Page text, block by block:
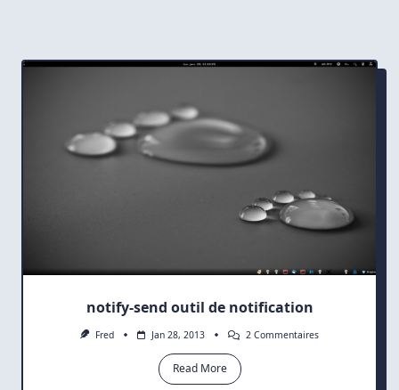
notify-send outil de notification
Fred Jan 28, 2013 2 CommentairesSur
Read More